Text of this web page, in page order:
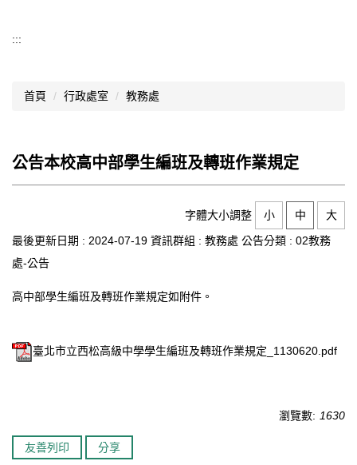
認識西松
文件資料
網站管理
行事曆
西松學習歷程檔案
教育品質保證
:::
首頁 行政處室 教務處
公告本校高中部學生編班及轉班作業規定
字體大小調整 小 中
大
最後更新日期 : 2024-07-19 資訊群組 : 教務處 公告分類 : 02教務
處-公告
高中部學生編班及轉班作業規定如附件。
臺北市立西松高級中學學生編班及轉班作業規定_1130620.pdf
瀏覽數: 1630
友善列印 分享